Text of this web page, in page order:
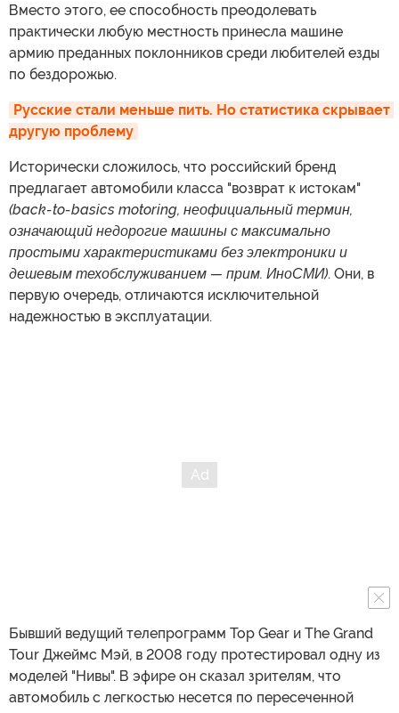
Вместо этого, ее способность преодолевать
практически любую местность принесла машине
армию преданных поклонников среди любителей езды
по бездорожью.
Русские стали меньше пить. Но статистика скрывает
другую проблему
Исторически сложилось, что российский бренд
предлагает автомобили класса "возврат к истокам"
(back-to-basics motoring, неофициальный термин,
означающий недорогие машины с максимально
простыми характеристиками без электроники и
дешевым техобслуживанием — прим. ИноСМИ). Они, в
первую очередь, отличаются исключительной
надежностью в эксплуатации.
Бывший ведущий телепрограмм Top Gear и The Grand
Tour Джеймс Мэй, в 2008 году протестировал одну из
моделей "Нивы". В эфире он сказал зрителям, что
автомобиль с легкостью несется по пересеченной